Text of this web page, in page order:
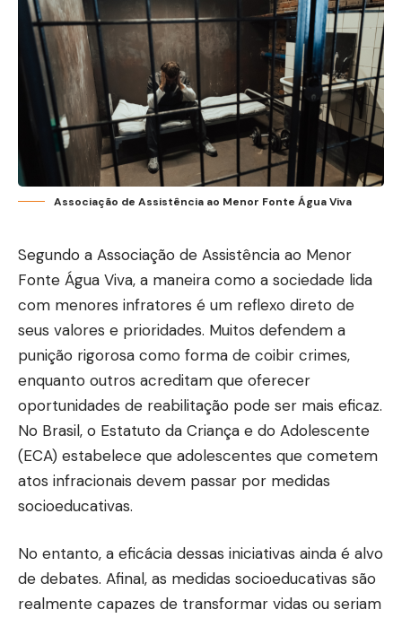
Associação de Assistência ao Menor Fonte Água Viva
Segundo a Associação de Assistência ao Menor
Fonte Água Viva, a maneira como a sociedade lida
com menores infratores é um reflexo direto de
seus valores e prioridades. Muitos defendem a
punição rigorosa como forma de coibir crimes,
enquanto outros acreditam que oferecer
oportunidades de reabilitação pode ser mais eficaz.
No Brasil, o Estatuto da Criança e do Adolescente
(ECA) estabelece que adolescentes que cometem
atos infracionais devem passar por medidas
socioeducativas.
No entanto, a eficácia dessas iniciativas ainda é alvo
de debates. Afinal, as medidas socioeducativas são
realmente capazes de transformar vidas ou seriam